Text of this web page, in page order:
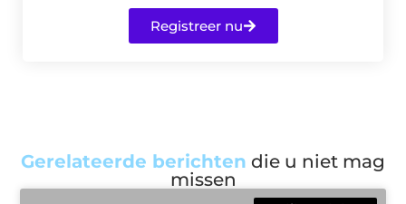
Registreer nu
Gerelateerde berichten die u niet mag
missen